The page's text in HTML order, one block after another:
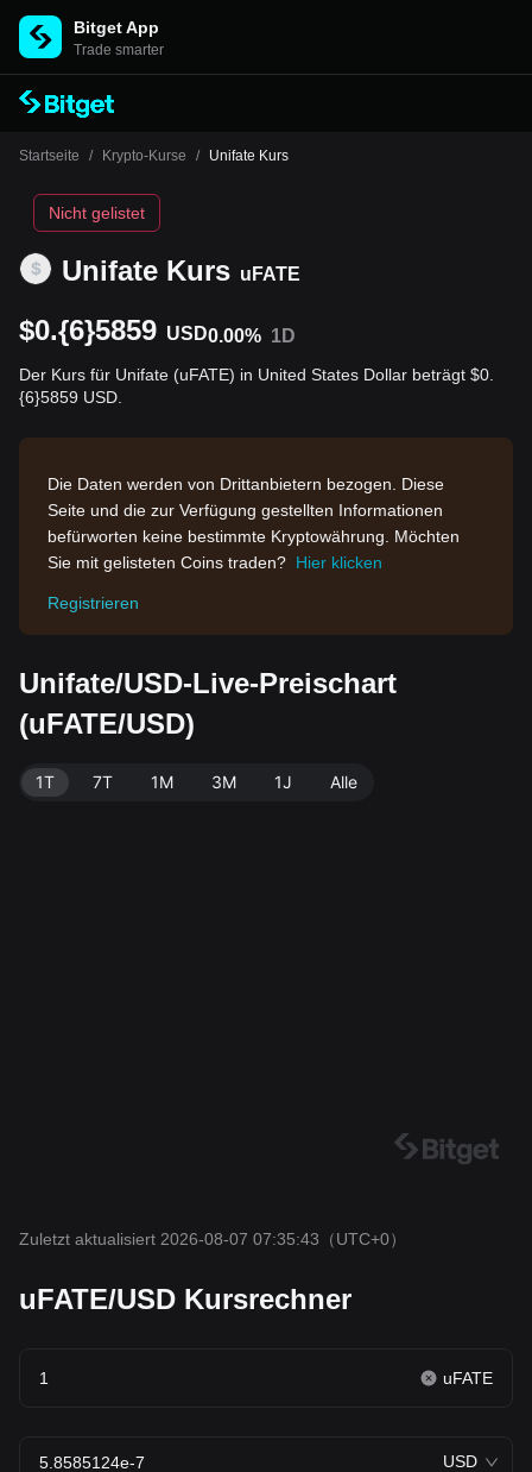
Bitget App
Trade smarter
Startseite / Krypto-Kurse / Unifate Kurs
Unifate Kurs uFATE
Nicht gelistet
$0.{6}5859 USD0.00% 1D
Der Kurs für Unifate (uFATE) in United States Dollar beträgt $0.
{6}5859 USD.
Die Daten werden von Drittanbietern bezogen. Diese
Seite und die zur Verfügung gestellten Informationen
befürworten keine bestimmte Kryptowährung. Möchten
Sie mit gelisteten Coins traden? Hier klicken
Registrieren
Unifate/USD-Live-Preischart
(uFATE/USD)
1T 7T 1M 3M 1J Alle
Zuletzt aktualisiert 2026-08-07 07:35:43 （UTC+0）
uFATE/USD Kursrechner
uFATE
USD